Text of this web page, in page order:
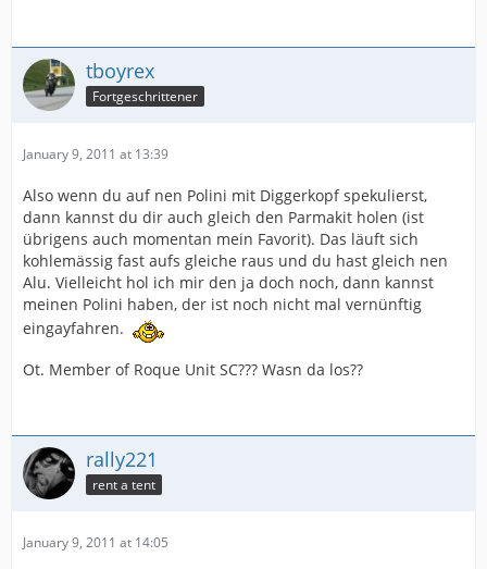
tboyrex
Fortgeschrittener
January 9, 2011 at 13:39
Also wenn du auf nen Polini mit Diggerkopf spekulierst,
dann kannst du dir auch gleich den Parmakit holen (ist
übrigens auch momentan mein Favorit). Das läuft sich
kohlemässig fast aufs gleiche raus und du hast gleich nen
Alu. Vielleicht hol ich mir den ja doch noch, dann kannst
meinen Polini haben, der ist noch nicht mal vernünftig
eingayfahren.
Ot. Member of Roque Unit SC??? Wasn da los??
rally221
rent a tent
January 9, 2011 at 14:05